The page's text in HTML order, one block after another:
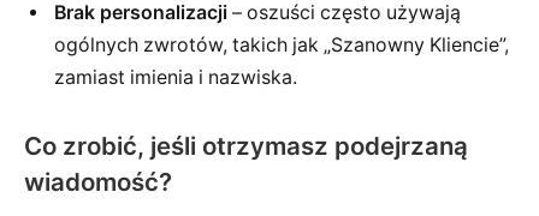
Brak personalizacji – oszuści często używają
ogólnych zwrotów, takich jak „Szanowny Kliencie”,
zamiast imienia i nazwiska.
Co zrobić, jeśli otrzymasz podejrzaną
wiadomość?